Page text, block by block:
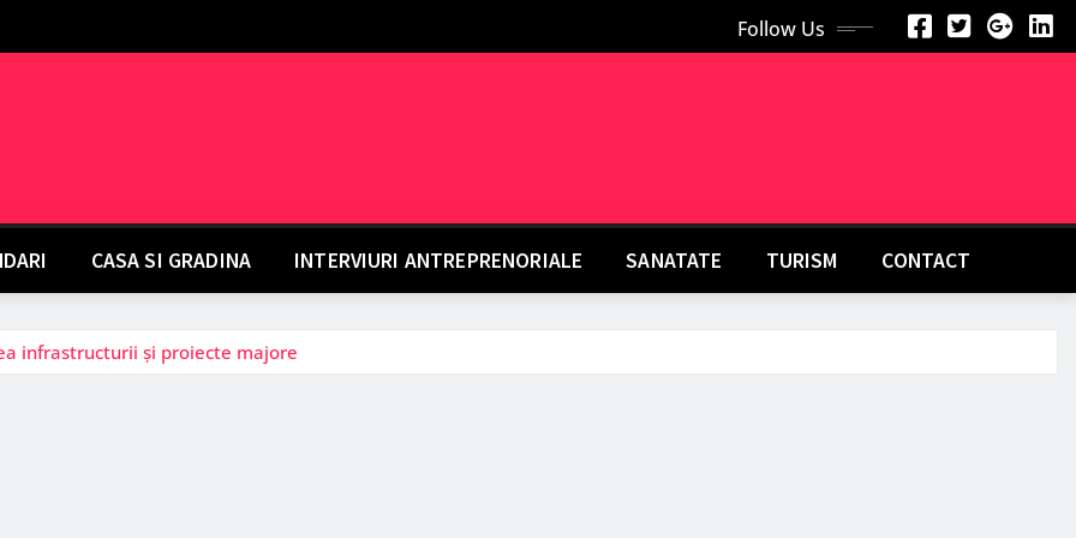
Follow Us
CASA SI GRADINA INTERVIURI ANTREPRENORIALE SANATATE TURISM CONTACT
infrastructurii și proiecte majore